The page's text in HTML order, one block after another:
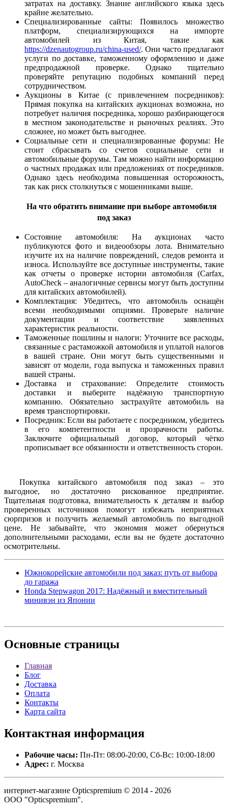
затратах на доставку. Знание английского языка здесь
крайне желательно.
Специализированные сайты: Появилось множество
платформ, специализирующихся на импорте
автомобилей из Китая, такие как
https://dzenautogroup.ru/china-used/. Они часто предлагают
услуги по доставке, таможенному оформлению и даже
предпродажной проверке. Однако тщательно
проверяйте репутацию подобных компаний перед
сотрудничеством.
Аукционы в Китае (с привлечением посредников):
Прямая покупка на китайских аукционах возможна, но
потребует наличия посредника, хорошо разбирающегося
в местном законодательстве и рыночных реалиях. Это
сложнее, но может быть выгоднее.
Социальные сети и специализированные форумы: Не
стоит сбрасывать со счетов социальные сети и
автомобильные форумы. Там можно найти информацию
о частных продажах или предложениях от посредников.
Однако здесь необходима повышенная осторожность,
так как риск столкнуться с мошенниками выше.
На что обратить внимание при выборе автомобиля
под заказ
Состояние автомобиля: На аукционах часто
публикуются фото и видеообзоры лота. Внимательно
изучите их на наличие повреждений, следов ремонта и
износа. Используйте все доступные инструменты, такие
как отчеты о проверке истории автомобиля (Carfax,
AutoCheck – аналогичные сервисы могут быть доступны
для китайских автомобилей).
Комплектация: Убедитесь, что автомобиль оснащён
всеми необходимыми опциями. Проверьте наличие
документации и соответствие заявленных
характеристик реальности.
Таможенные пошлины и налоги: Уточните все расходы,
связанные с растаможкой автомобиля и уплатой налогов
в вашей стране. Они могут быть существенными и
зависят от модели, года выпуска и таможенных правил
вашей страны.
Доставка и страхование: Определите стоимость
доставки и выберите надёжную транспортную
компанию. Обязательно застрахуйте автомобиль на
время транспортировки.
Посредник: Если вы работаете с посредником, убедитесь
в его компетентности и прозрачности работы.
Заключите официальный договор, который чётко
прописывает все обязанности и ответственность сторон.
Покупка китайского автомобиля под заказ – это
выгодное, но достаточно рискованное предприятие.
Тщательная подготовка, внимательность к деталям и выбор
проверенных источников помогут избежать неприятных
сюрпризов и получить желаемый автомобиль по выгодной
цене. Не забывайте, что экономия может обернуться
дополнительными расходами, если вы не будете достаточно
осмотрительны.
Южнокорейские автомобили под заказ: путь от выбора
до гаража
Honda Stepwagon 2017: Надёжный и вместительный
минивэн из Японии
Основные страницы
Главная
Блог
Доставка
Оплата
Контакты
Карта сайта
Контактная информация
Рабочие часы: Пн-Пт: 08:00-20:00, Сб-Вс: 10:00-18:00
Адрес: г. Москва
интернет-магазине Opticspremium © 2014 - 2026
ООО "Opticspremium".